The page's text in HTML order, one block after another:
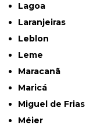
Lagoa
Laranjeiras
Leblon
Leme
Maracanã
Maricá
Miguel de Frias
Méier